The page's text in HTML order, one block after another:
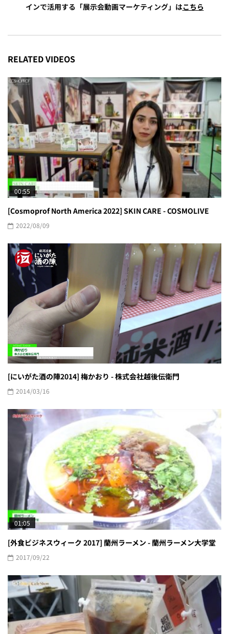
インで活用する「展示会動画マーケティング」はこちら
RELATED VIDEOS
00:55
[Cosmoprof North America 2022] SKIN CARE - COSMOLIVE
2022/08/09
[にいがた酒の陣2014] 梅かおり - 株式会社越後伝衛門
2014/03/16
01:05
[外食ビジネスウィーク 2017] 蘭州ラーメン - 蘭州ラーメン大学堂
2017/09/22